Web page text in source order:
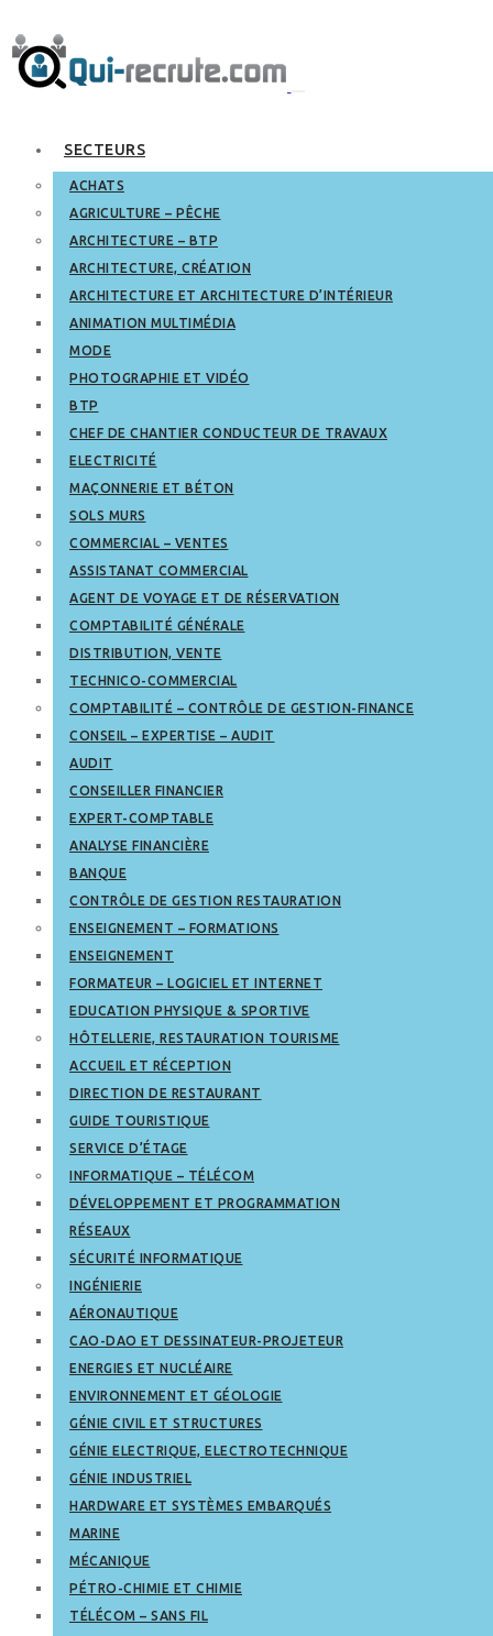
SECTEURS
ACHATS
AGRICULTURE – PÊCHE
ARCHITECTURE – BTP
ARCHITECTURE, CRÉATION
ARCHITECTURE ET ARCHITECTURE D’INTÉRIEUR
ANIMATION MULTIMÉDIA
MODE
PHOTOGRAPHIE ET VIDÉO
BTP
CHEF DE CHANTIER CONDUCTEUR DE TRAVAUX
ELECTRICITÉ
MAÇONNERIE ET BÉTON
SOLS MURS
COMMERCIAL – VENTES
ASSISTANAT COMMERCIAL
AGENT DE VOYAGE ET DE RÉSERVATION
COMPTABILITÉ GÉNÉRALE
DISTRIBUTION, VENTE
TECHNICO-COMMERCIAL
COMPTABILITÉ – CONTRÔLE DE GESTION-FINANCE
CONSEIL – EXPERTISE – AUDIT
AUDIT
CONSEILLER FINANCIER
EXPERT-COMPTABLE
ANALYSE FINANCIÈRE
BANQUE
CONTRÔLE DE GESTION RESTAURATION
ENSEIGNEMENT – FORMATIONS
ENSEIGNEMENT
FORMATEUR – LOGICIEL ET INTERNET
EDUCATION PHYSIQUE & SPORTIVE
HÔTELLERIE, RESTAURATION TOURISME
ACCUEIL ET RÉCEPTION
DIRECTION DE RESTAURANT
GUIDE TOURISTIQUE
SERVICE D’ÉTAGE
INFORMATIQUE – TÉLÉCOM
DÉVELOPPEMENT ET PROGRAMMATION
RÉSEAUX
SÉCURITÉ INFORMATIQUE
INGÉNIERIE
AÉRONAUTIQUE
CAO-DAO ET DESSINATEUR-PROJETEUR
ENERGIES ET NUCLÉAIRE
ENVIRONNEMENT ET GÉOLOGIE
GÉNIE CIVIL ET STRUCTURES
GÉNIE ELECTRIQUE, ELECTROTECHNIQUE
GÉNIE INDUSTRIEL
HARDWARE ET SYSTÈMES EMBARQUÉS
MARINE
MÉCANIQUE
PÉTRO-CHIMIE ET CHIMIE
TÉLÉCOM – SANS FIL